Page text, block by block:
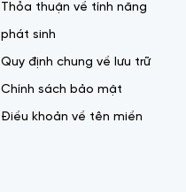
Thỏa thuận về tính năng
phát sinh
Quy định chung về lưu trữ
Chính sách bảo mật
Điều khoản về tên miền